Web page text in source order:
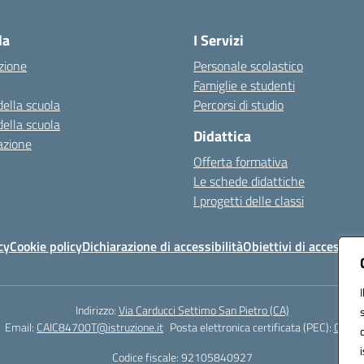
scuola
scuola
I Servizi
Personale scolastico
Famiglie e studenti
Percorsi di studio
Didattica
Offerta formativa
Le schede didattiche
I progetti delle classi
Cookie policyDichiarazione di accessibilitàObiettivi di
Indirizzo:Via Carducci Settimo San Pietro (CA)
Email: CAIC84700T@istruzione.it Posta elettronica certificata (PEC):
Codice fiscale: 92105840927